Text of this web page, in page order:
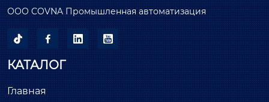
ООО COVNA Промышленная автоматизация
   
КАТАЛОГ
Главная